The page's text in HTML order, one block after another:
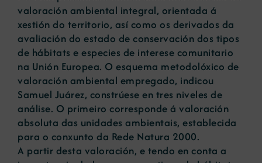
valoración ambiental integral, orientada á
xestión do territorio, así como os derivados da
avaliación do estado de conservación dos tipos
de hábitats e especies de interese comunitario
na Unión Europea. O esquema metodolóxico de
valoración ambiental empregado, indicou
Samuel Juárez, constrúese en tres niveles de
análise. O primeiro corresponde á valoración
absoluta das unidades ambientais, establecida
para o conxunto da Rede Natura 2000.
A partir desta valoración, e tendo en conta a